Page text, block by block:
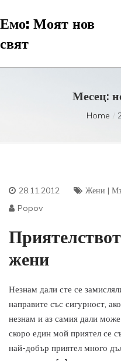
Емо: Моят нов
свят
Месец:
Home
28.11.2012 Жени |
Popov
жени
Незнам дали сте се
направите със сигурност,
незнам и аз самия дали
скоро един мой приятел се
най-добър приятел много